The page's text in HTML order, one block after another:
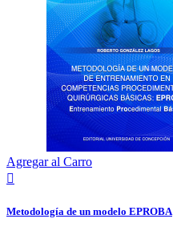
Agregar al Carro

Metodología de un modelo EPROBA